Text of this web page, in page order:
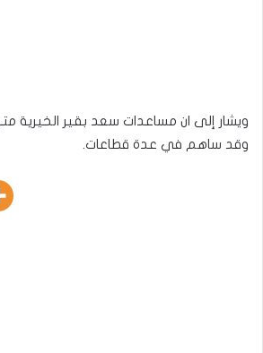
ويشار إلى ان مساعدات سعد بقير الخيرية
وقد ساهم في عدة قطاعات.